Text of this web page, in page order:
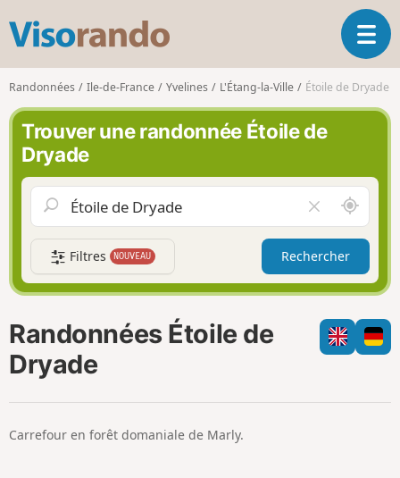
s
o
r
n
o
O
u
r
a
n
v
g
a
i
o
Randonnées Ile-de-France Yvelines L'Étang-la-Ville Étoile de Dryade
Trouver une randonnée Étoile de
Dryade
i
d
e
r
l
e
h
A
u
t
u
r
d
e
m
Filtres NOUVEAU Rechercher
Randonnées Étoile de
Dryade
Carrefour en forêt domaniale de Marly.